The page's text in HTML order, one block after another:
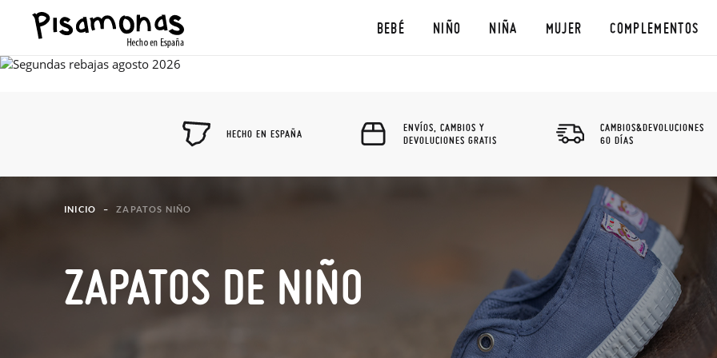
BEBÉ NIÑO NIÑA MUJER COMPLEMENTOS
HECHO EN ESPAÑA
ENVÍOS, CAMBIOS Y
DEVOLUCIONES GRATIS
CAMBIOS&DEVOLUCIONES
60 DÍAS
INICIO ZAPATOS NIÑO
ZAPATOS DE NIÑO